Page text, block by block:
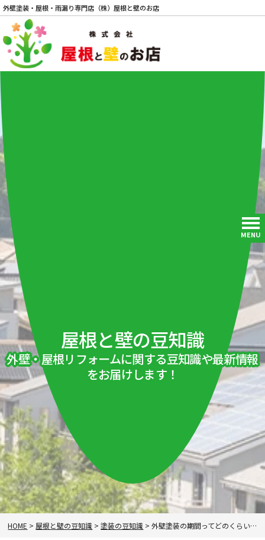
外壁塗装・屋根・雨漏り専門店（株）屋根と壁のお店
MENU
屋根と壁の豆知識
外壁・屋根リフォームに関する豆知識や最新情報
をお届けします！
HOME > 屋根と壁の豆知識 >塗装の豆知識 >外壁塗装の期間ってどのくらい？工事内容で変わる日数の考え方